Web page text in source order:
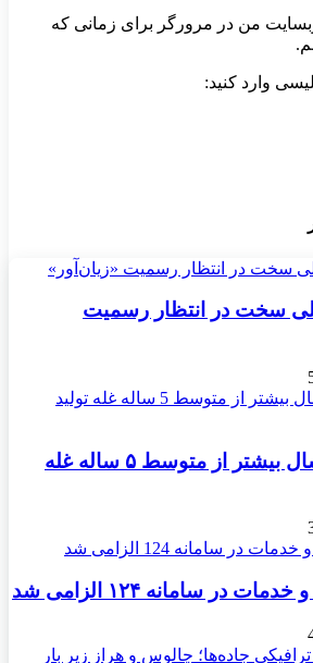
من در مرورگر برای زمانی که
وارد کنید:
سخت در انتظار رسمیت
فائو: ایران امسال بیشتر از متوسط ۵ ساله غله
در سامانه ۱۲۴ الزامی شد